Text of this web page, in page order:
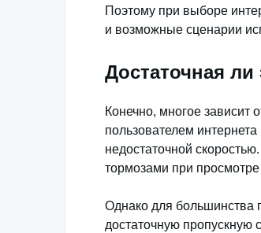
Поэтому при выборе
и возможные сценарии
Достаточная ли
Конечно, многое зависит
пользователем
недостаточной
тормозами при
Однако для большинства
достаточную пропускную